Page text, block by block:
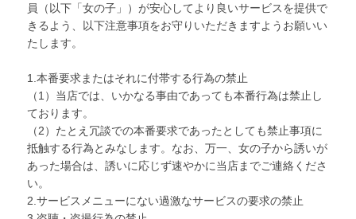
員（以下「女の子」）が安心してより良いサービスを提供で
きるよう、以下注意事項をお守りいただきますようお願いい
たします。
1.本番要求またはそれに付帯する行為の禁止
（1）当店では、いかなる事由であっても本番行為は禁止し
ております。
（2）たとえ冗談での本番要求であったとしても禁止事項に
抵触する行為とみなします。なお、万一、女の子から誘いが
あった場合は、誘いに応じず速やかに当店までご連絡くださ
い。
2.サービスメニューにない過激なサービスの要求の禁止